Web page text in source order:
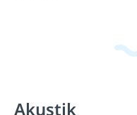
Akustik